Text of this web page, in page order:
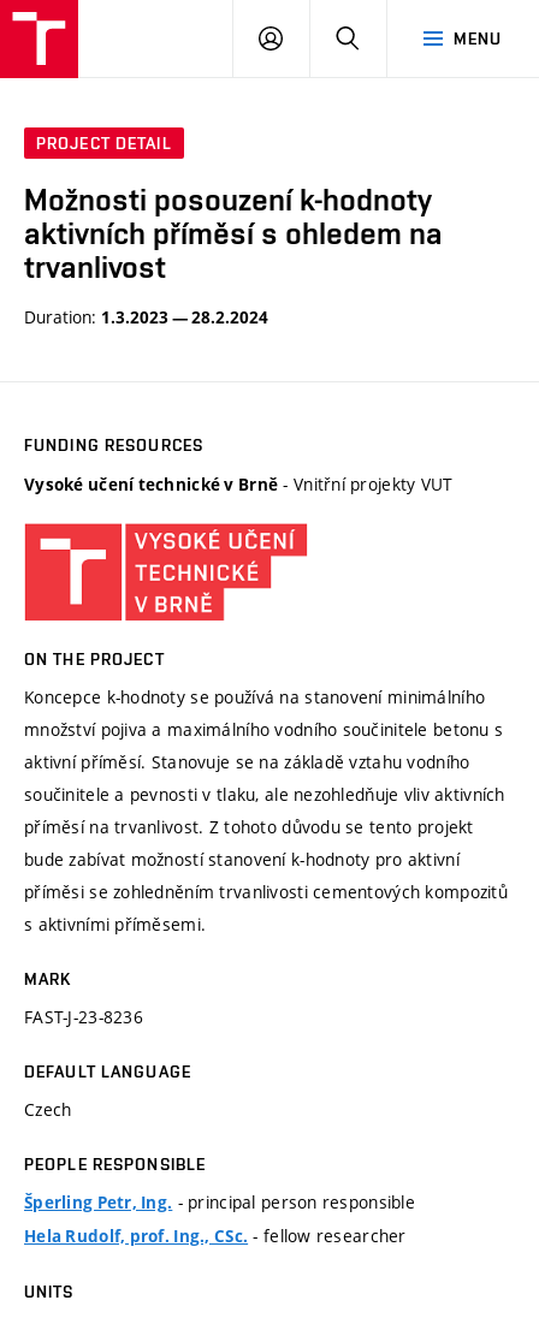
MENU
LOG
SEARCH
PROJECT DETAIL
Možnosti posouzení k-hodnoty
aktivních příměsí s ohledem na
trvanlivost
Duration: 1.3.2023 — 28.2.2024
FUNDING RESOURCES
Vysoké učení technické v Brně - Vnitřní projekty VUT
ON THE PROJECT
Koncepce k-hodnoty se používá na stanovení minimálního
množství pojiva a maximálního vodního součinitele betonu s
aktivní příměsí. Stanovuje se na základě vztahu vodního
součinitele a pevnosti v tlaku, ale nezohledňuje vliv aktivních
příměsí na trvanlivost. Z tohoto důvodu se tento projekt
bude zabívat možností stanovení k-hodnoty pro aktivní
příměsi se zohledněním trvanlivosti cementových kompozitů
s aktivními příměsemi.
MARK
FAST-J-23-8236
DEFAULT LANGUAGE
Czech
PEOPLE RESPONSIBLE
Šperling Petr, Ing. - principal person responsible
Hela Rudolf, prof. Ing., CSc. - fellow researcher
UNITS